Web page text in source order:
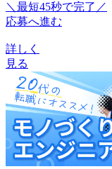
＼最短45秒で完了／
応募へ進む
詳しく
見る